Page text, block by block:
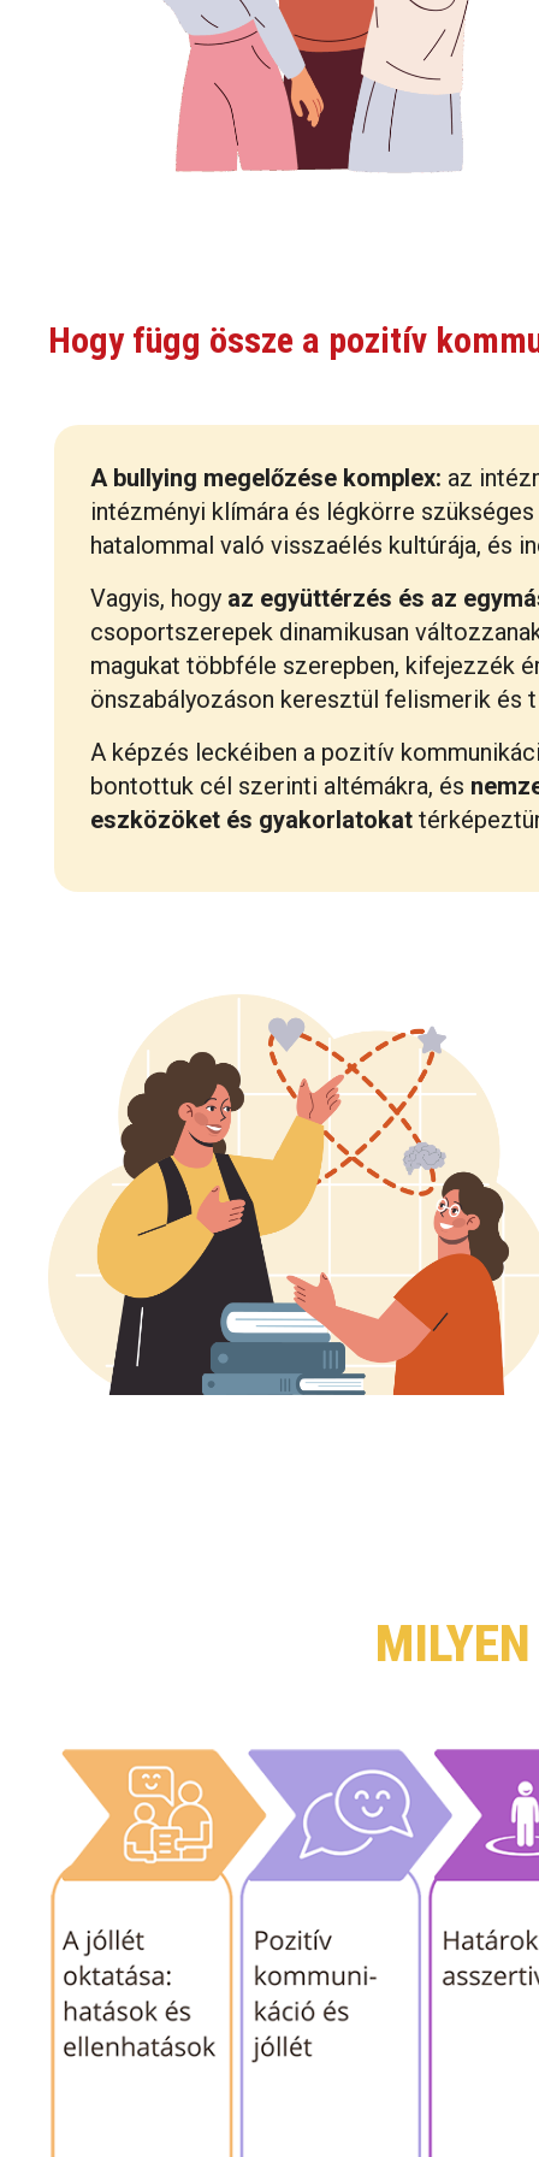
Hogy függ össze a pozitív
A bullying megelőzése komplex: az
intézményi klímára és légkörre
hatalommal való visszaélés kultúrája, és
Vagyis, hogy az együttérzés és az
csoportszerepek dinamikusan
magukat többféle szerepben, kifejezzék
önszabályozáson keresztül felismerik és
A képzés leckéiben a pozitív
bontottuk cél szerinti altémákra, és
eszközöket és gyakorlatokat